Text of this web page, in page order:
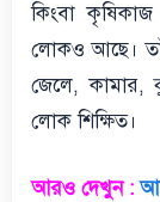
কিংবা কৃষিকাজ
লোকও আছে।
জেলে, কামার,
লোক শিক্ষিত।
আরও দেখুন :